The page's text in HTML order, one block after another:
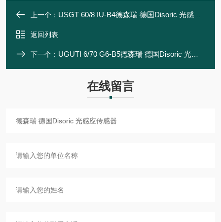
上一个： USGT 60/8 IU-B4德森瑞 德国Disoric 光感应传感器
返回列表
下一个： UGUTI 6/70 G6-B5德森瑞 德国Disoric 光感应传感器
在线留言